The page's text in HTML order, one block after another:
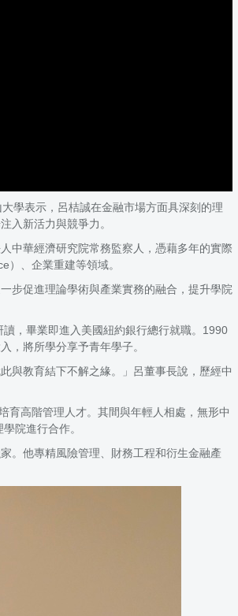
學表示，呂桔誠在金融市場方面具深刻的理
入新活力與競爭力。
中華經濟研究院常務監察人，憑藉多年的實際
、企業重建等領域。
步促進理論學術與產業實務的融合，提升學院
，畢業即進入美國紐約銀行總行就職。1990
，將所學分享予青年學子。
與教育結下不解之緣。」呂董事長說，歷經中
育高階管理人才。其間與年輕人相處，無形中
院進行合作。
。他專精風險管理、財務工程和衍生金融產